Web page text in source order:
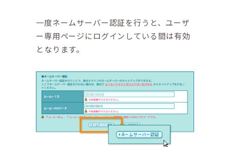
一度ネームサーバー認証を行うと、ユーザ
ー専用ページにログインしている間は有効
となります。